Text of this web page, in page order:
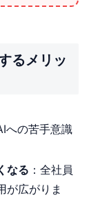
るメリッ
への苦手意識
なる ：全社員
が広がりま